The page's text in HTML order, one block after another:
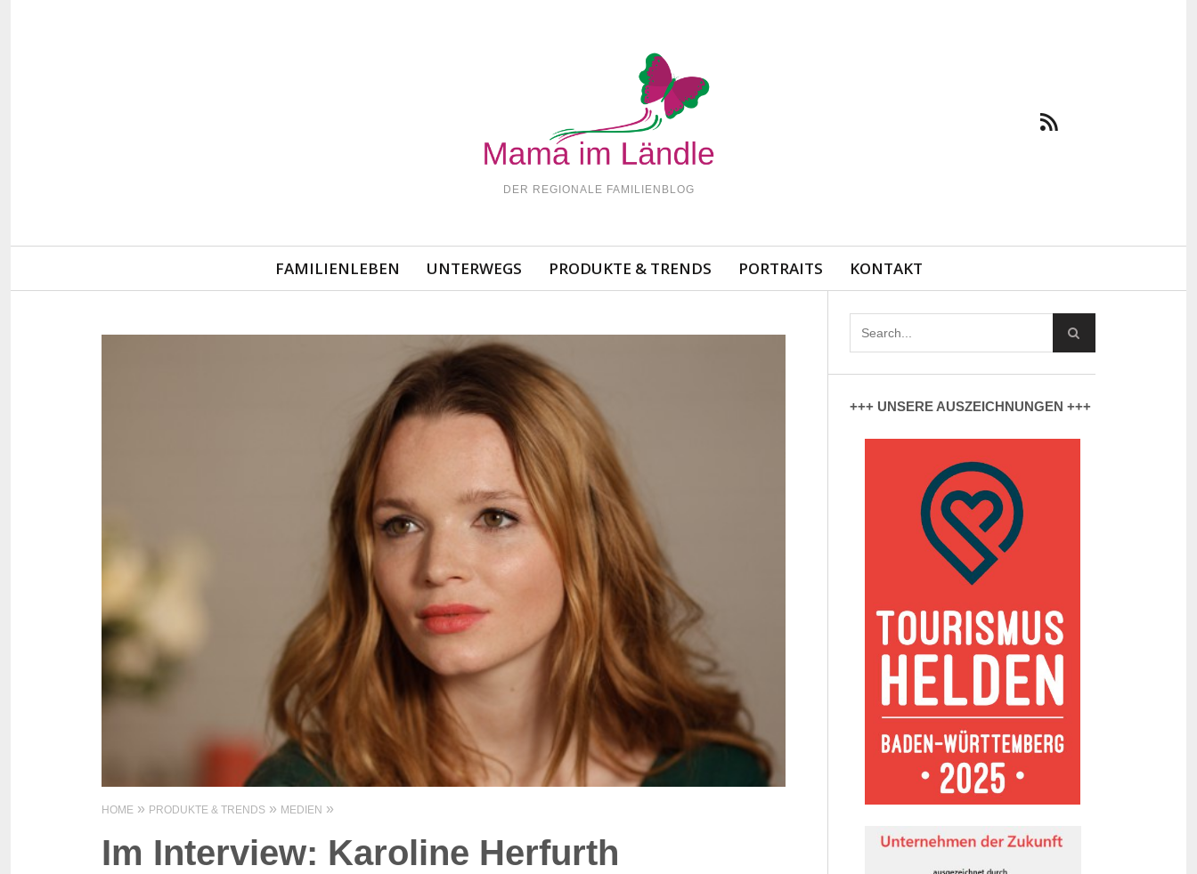
DER REGIONALE FAMILIENBLOG
Navigation
FAMILIENLEBEN UNTERWEGS PRODUKTE & TRENDS PORTRAITS KONTAKT
HOME PRODUKTE & TRENDS MEDIEN
Im Interview: Karoline Herfurth
+++ UNSERE AUSZEICHNUNGEN +++